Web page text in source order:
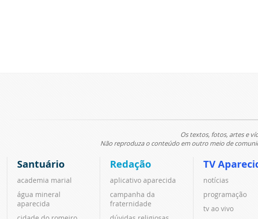
Os textos, fotos, artes e
Não reproduza o conteúdo em outro meio de
Santuário
academia marial
água mineral
aparecida
Redação
aplicativo aparecida
campanha da
fraternidade
TV
notícias
programação
tv ao vivo